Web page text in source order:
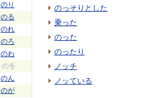
のり
のる
のれ
のろ
のわ
のを
のん
のが
のっそりとした
乗った
のった
のったり
ノッチ
ノッている